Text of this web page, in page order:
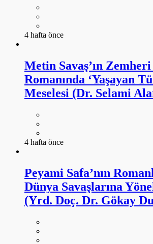
4 hafta önce
Metin Savaş’ın
Romanında ‘Yaşayan
Meselesi (Dr. Selami
4 hafta önce
Peyami Safa’nın
Dünya Savaşlarına
(Yrd. Doç. Dr. Gökay